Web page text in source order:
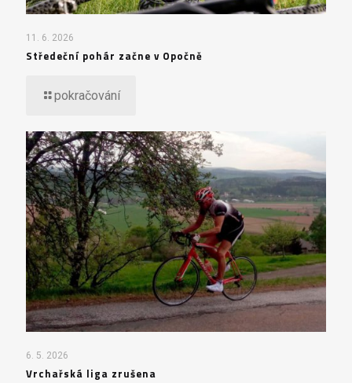
11. 6. 2026
Středeční pohár začne v Opočně
pokračování
6. 5. 2026
Vrchařská liga zrušena